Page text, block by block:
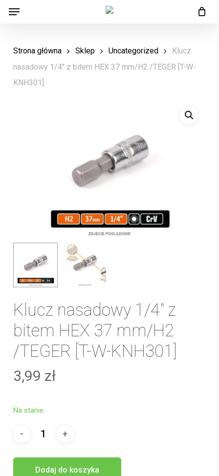
Skip
content
Menu
Strona główna Sklep Uncategorized
Klucz
nasadowy 1/4″ z bitem HEX 37 mm/H2 /TEGER [T-W-
KNH301]
Klucz nasadowy 1/4″ z
bitem HEX 37 mm/H2
/TEGER [T-W-KNH301]
3,99 zł
Na stanie
Dodaj do koszyka
Menu